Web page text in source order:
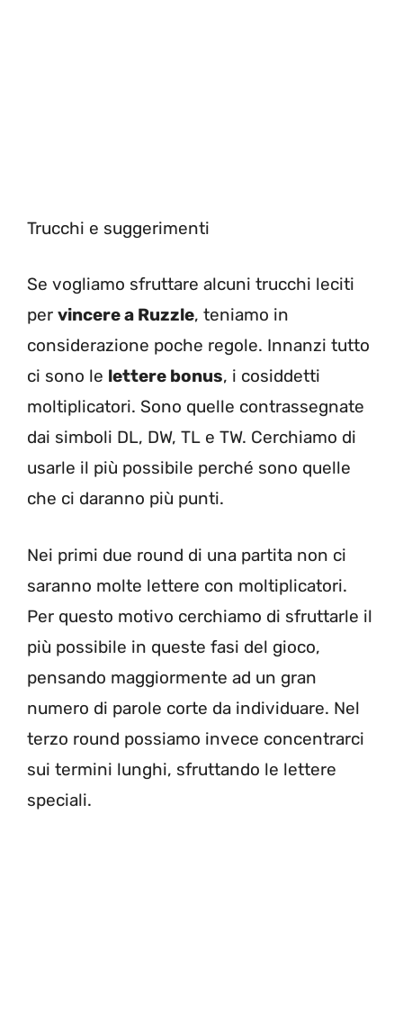
Trucchi e suggerimenti
Se vogliamo sfruttare alcuni trucchi leciti
per vincere a Ruzzle, teniamo in
considerazione poche regole. Innanzi tutto
ci sono le lettere bonus, i cosiddetti
moltiplicatori. Sono quelle contrassegnate
dai simboli DL, DW, TL e TW. Cerchiamo di
usarle il più possibile perché sono quelle
che ci daranno più punti.
Nei primi due round di una partita non ci
saranno molte lettere con moltiplicatori.
Per questo motivo cerchiamo di sfruttarle il
più possibile in queste fasi del gioco,
pensando maggiormente ad un gran
numero di parole corte da individuare. Nel
terzo round possiamo invece concentrarci
sui termini lunghi, sfruttando le lettere
speciali.